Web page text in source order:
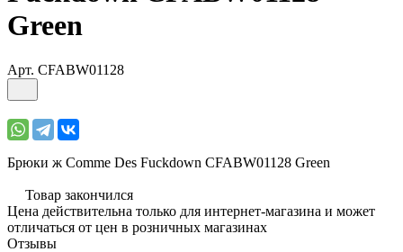
Green
Арт. CFABW01128
Брюки ж Comme Des Fuckdown CFABW01128 Green
Товар закончился
Цена действительна только для интернет-магазина и может
отличаться от цен в розничных магазинах
Отзывы